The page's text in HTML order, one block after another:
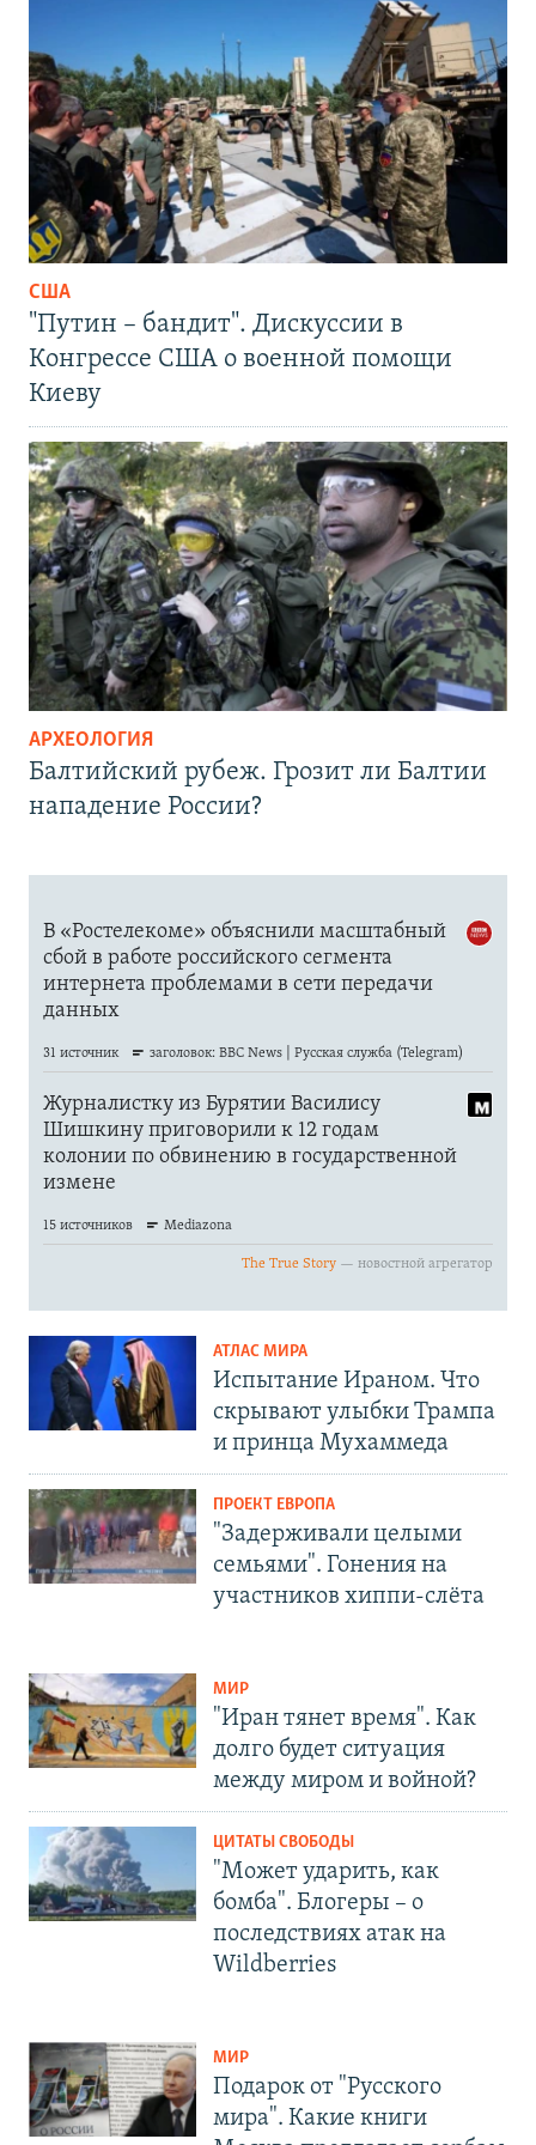
США
"Путин – бандит". Дискуссии в
Конгрессе США о военной помощи
Киеву
АРХЕОЛОГИЯ
Балтийский рубеж. Грозит ли Балтии
нападение России?
АТЛАС МИРА
Испытание Ираном. Что
скрывают улыбки Трампа
и принца Мухаммеда
ПРОЕКТ ЕВРОПА
"Задерживали целыми
семьями". Гонения на
участников хиппи-слёта
МИР
"Иран тянет время". Как
долго будет ситуация
между миром и войной?
ЦИТАТЫ СВОБОДЫ
"Может ударить, как
бомба". Блогеры – о
последствиях атак на
Wildberries
МИР
Подарок от "Русского
мира". Какие книги